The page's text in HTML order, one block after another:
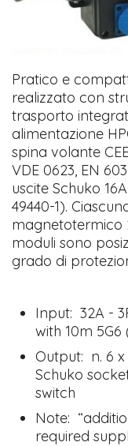
Pratico e
realizzato con
trasporto
alimentazione
spina volante
VDE 0623, EN
uscite Schuko
49440-1).
magnetotermico
moduli sono
grado di
Input: 32A -
with 10m
Output: n. 6 x
Schuko
switch
Note:
required